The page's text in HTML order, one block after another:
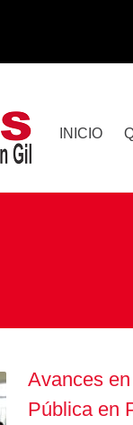
INICIO
Avances
Pública en